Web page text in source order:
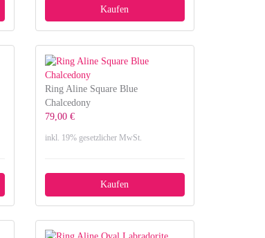
Kaufen
Ring Aline Square Blue
Chalcedony
79,00 €
inkl. 19% gesetzlicher MwSt.
Kaufen